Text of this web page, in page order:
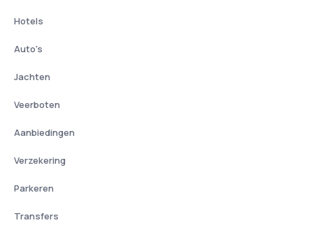
Hotels
Auto's
Jachten
Veerboten
Aanbiedingen
Verzekering
Parkeren
Transfers